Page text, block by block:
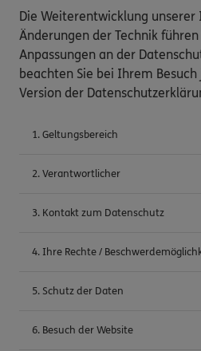
Die Weiterentwicklung
Änderungen der Technik
Anpassungen an der
beachten Sie bei Ihrem
Version der
1. Geltungsbereich
2. Verantwortlicher
3. Kontakt zum Datenschutz
4. Ihre Rechte /
5. Schutz der Daten
6. Besuch der Website